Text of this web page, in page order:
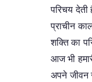
परिचय
प्राचीन
शक्ति का
आज भी
अपने जीवन